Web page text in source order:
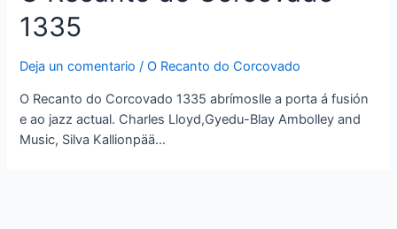
1335
Deja un comentario /O Recanto do Corcovado
O Recanto do Corcovado 1335 abrímoslle a porta á fusión
e ao jazz actual. Charles Lloyd,Gyedu-Blay Ambolley and
Music, Silva Kallionpää…